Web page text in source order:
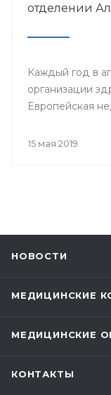
отделении
Каждый год в
организации
Европейская
15 мая 2019
НОВОСТИ
МЕДИЦИНСКИЕ
МЕДИЦИНСКИЕ
КОНТАКТЫ